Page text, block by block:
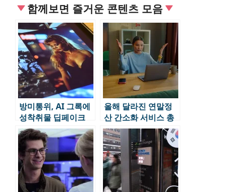
함께보면 즐거운 콘텐츠 모음
방미통위, AI 그록에
성착취물 딥페이크
차단 요구
올해 달라진 연말정
산 간소화 서비스 총
정리 | 국세청 AI 상
담, 생활공제 확대